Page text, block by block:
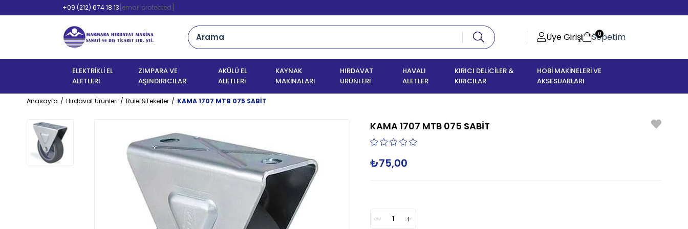
+09 (212) 674 18 13 [email protected]
Üye Girişi Sepetim
0
ELEKTRİKLİ EL
ALETLERİ
ZIMPARA VE
AŞINDIRICILAR
AKÜLÜ EL
ALETLERİ
KAYNAK
MAKİNALARI
HIRDAVAT
ÜRÜNLERİ
HAVALI
ALETLER
KIRICI DELİCİLER &
KIRICILAR
HOBİ MAKİNELERİ VE
AKSESUARLARI
Anasayfa Hırdavat Ürünleri Rulet&Tekerler KAMA 1707 MTB 075 SABİT
KAMA 1707 MTB 075 SABİT
₺75,00